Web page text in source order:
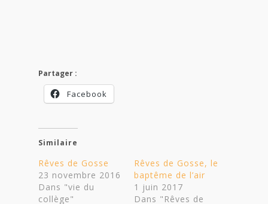
Partager :
Facebook
Similaire
Rêves de Gosse
23 novembre 2016
Dans "vie du
collège"
Rêves de Gosse, le
baptême de l’air
1 juin 2017
Dans "Rêves de